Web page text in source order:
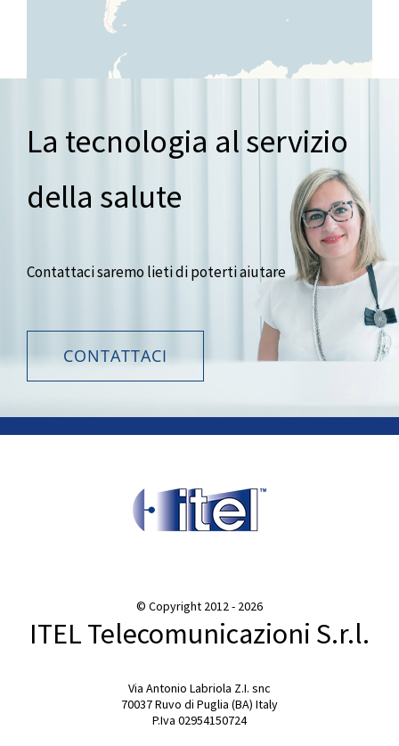
La tecnologia al servizio
della salute
Contattaci saremo lieti di poterti aiutare
CONTATTACI
© Copyright 2012 - 2026
ITEL Telecomunicazioni S.r.l.
Via Antonio Labriola Z.I. snc
70037 Ruvo di Puglia (BA) Italy
P.Iva 02954150724